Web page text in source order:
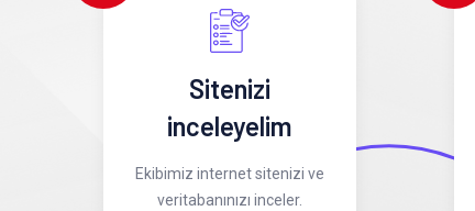
Sitenizi
inceleyelim
Ekibimiz internet sitenizi ve
veritabanınızı inceler.